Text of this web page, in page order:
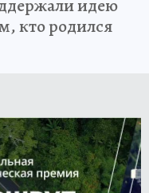
идею
кто родился